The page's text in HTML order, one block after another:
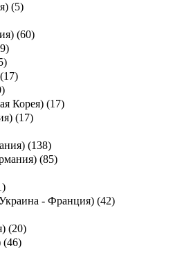
(5)
(60)
)
)
17)
)
Корея) (17)
(17)
(138)
(85)
)
- Франция) (42)
(20)
(46)